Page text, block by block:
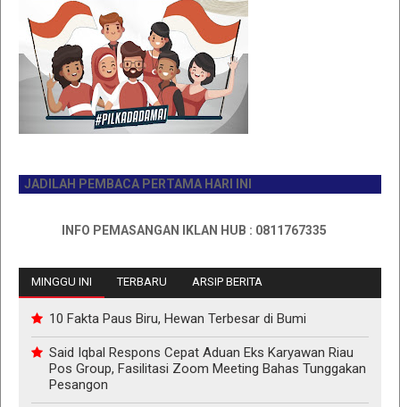
PEMBACA PERTAMA HARI INI
INFO PEMASANGAN IKLAN HUB : 0811767335
MINGGU INI TERBARU ARSIP BERITA
10 Fakta Paus Biru, Hewan Terbesar di Bumi
Said Iqbal Respons Cepat Aduan Eks Karyawan Riau
Pos Group, Fasilitasi Zoom Meeting Bahas Tunggakan
Pesangon